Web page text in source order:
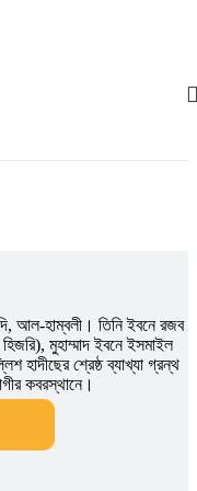
আল-হাম্বলী। তিনি ইবনে রজব
মুহাম্মাদ ইবনে ইসমাইল
হাদীছের শ্রেষ্ঠ ব্যাখ্যা গ্রন্থ
কবরস্থানে।